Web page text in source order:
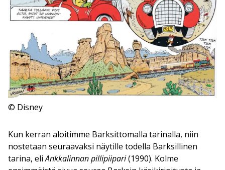
© Disney
Kun kerran aloitimme Barksittomalla tarinalla, niin
nostetaan seuraavaksi näytille todella Barksillinen
tarina, eliAnkkalinnan pillipiipari(1990). Kolme